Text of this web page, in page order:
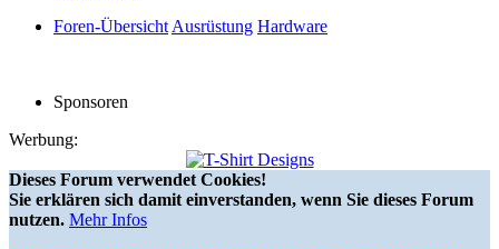
Foren-ÜbersichtAusrüstung Hardware
Sponsoren
Werbung:
Dieses Forum verwendet Cookies!
Sie erklären sich damit einverstanden, wenn Sie dieses Forum
nutzen. Mehr Infos